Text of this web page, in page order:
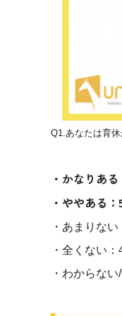
Q1.あなたは育
・かなりあ
・ややある：
・あまりな
・全くない：
・わからな